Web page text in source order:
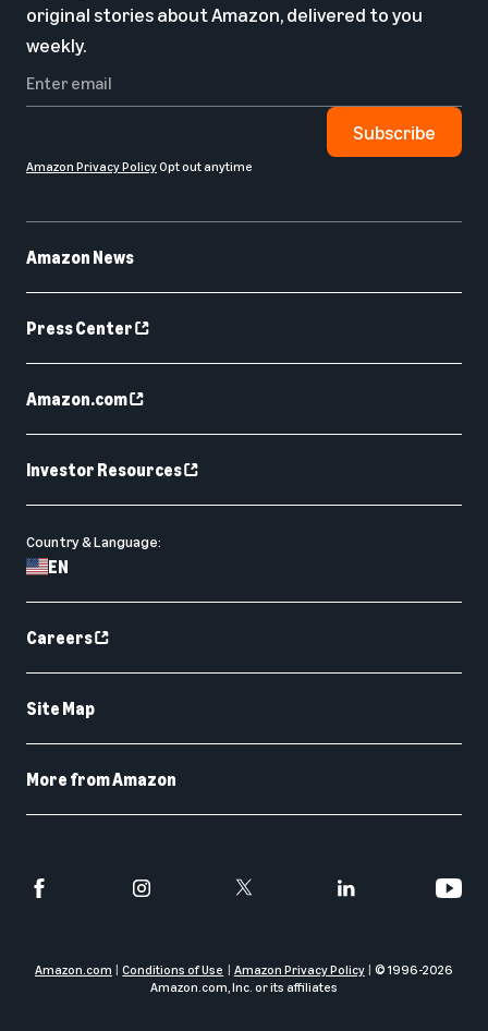
Amazon News
Press Center
Amazon.com
Investor Resources
Country & Language:
EN
Careers
Site Map
More from Amazon
Amazon.com Conditions of Use Amazon Privacy Policy © 1996-2026
Amazon.com, Inc. or its affiliates
original stories about Amazon, delivered to you
weekly.
Subscribe
Amazon Privacy PolicyOpt out anytime